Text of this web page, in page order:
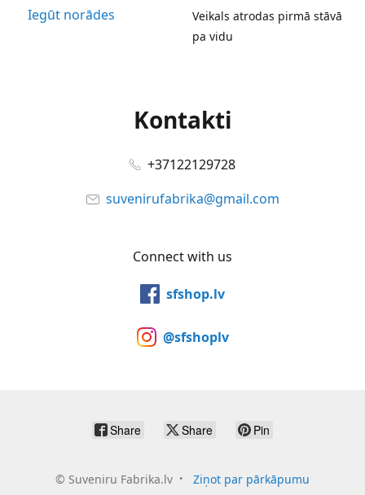
Iegūt norādes
Veikals atrodas pirmā stāvā
pa vidu
Kontakti
+37122129728
suvenirufabrika@gmail.com
Connect with us
sfshop.lv
@sfshoplv
Share Share Pin
© Suveniru Fabrika.lv Ziņot par pārkāpumu